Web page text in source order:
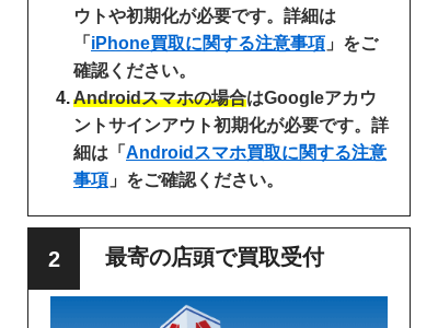
ウトや初期化が必要です。詳細は
「 iPhone買取に関する注意事項 」をご
確認ください。
Androidスマホの場合はGoogleアカウ
ントサインアウト初期化が必要です。詳
細は「 Androidスマホ買取に関する注意
事項 」をご確認ください。
最寄の店頭で買取受付